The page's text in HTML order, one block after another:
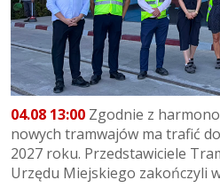
04.08 13:00 Zgodnie z
nowych tramwajów ma trafić
2027 roku. Przedstawiciele
Urzędu Miejskiego zakończyli